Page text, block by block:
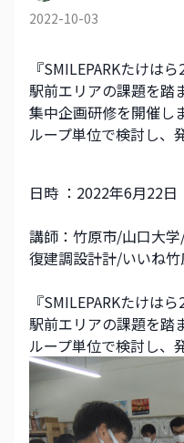
2022-10-03
『SMILEPARKたけは
駅前エリアの課題を踏
集中企画研修を開催し
ループ単位で検討し、
日時 ：2022年6月22
講師：竹原市/山口大
復建調設計計/いいね
『SMILEPARKたけは
駅前エリアの課題を踏
ループ単位で検討し、